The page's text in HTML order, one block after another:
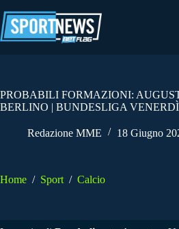
al
contenuto
PROBABILI FORMAZIONI:
BERLINO | BUNDESLIGA
Redazione MME 18 Giugno
Home / Sport / Calcio